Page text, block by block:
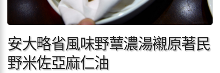
安大略省風味野蕈濃湯襯原著民
野米佐亞麻仁油